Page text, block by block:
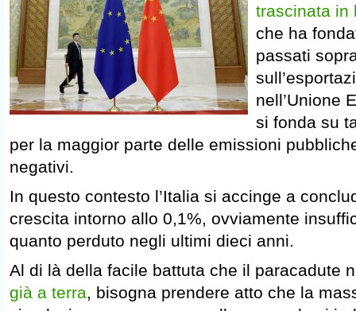
trascinata in
che ha
passati
nell’Unione
si fonda su
per la maggior parte delle emissioni
negativi.
In questo contesto l’Italia si accinge a
crescita intorno allo 0,1%, ovviamente
quanto perduto negli ultimi dieci anni.
Al di là della facile battuta che il paracadute
già a terra, bisogna prendere atto che la